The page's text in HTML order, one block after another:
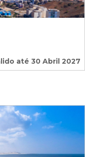
até 30 Abril 2027